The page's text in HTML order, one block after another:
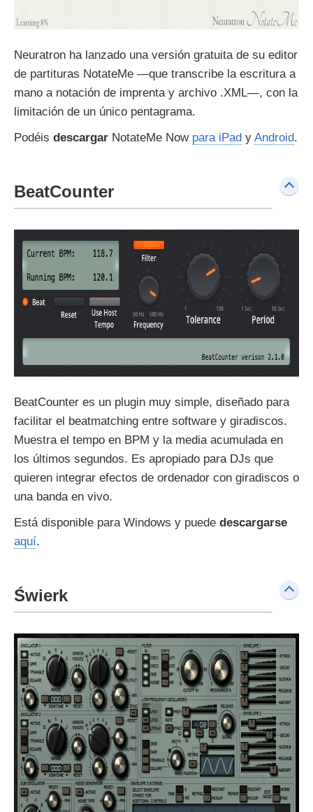
Neuratron ha lanzado una versión gratuita de su editor
de partituras NotateMe —que transcribe la escritura a
mano a notación de imprenta y archivo .XML—, con la
limitación de un único pentagrama.
Podéis descargar NotateMe Now para iPad y Android.
BeatCounter
BeatCounter es un plugin muy simple, diseñado para
facilitar el beatmatching entre software y giradiscos.
Muestra el tempo en BPM y la media acumulada en
los últimos segundos. Es apropiado para DJs que
quieren integrar efectos de ordenador con giradiscos o
una banda en vivo.
Está disponible para Windows y puede descargarse
aquí.
Świerk